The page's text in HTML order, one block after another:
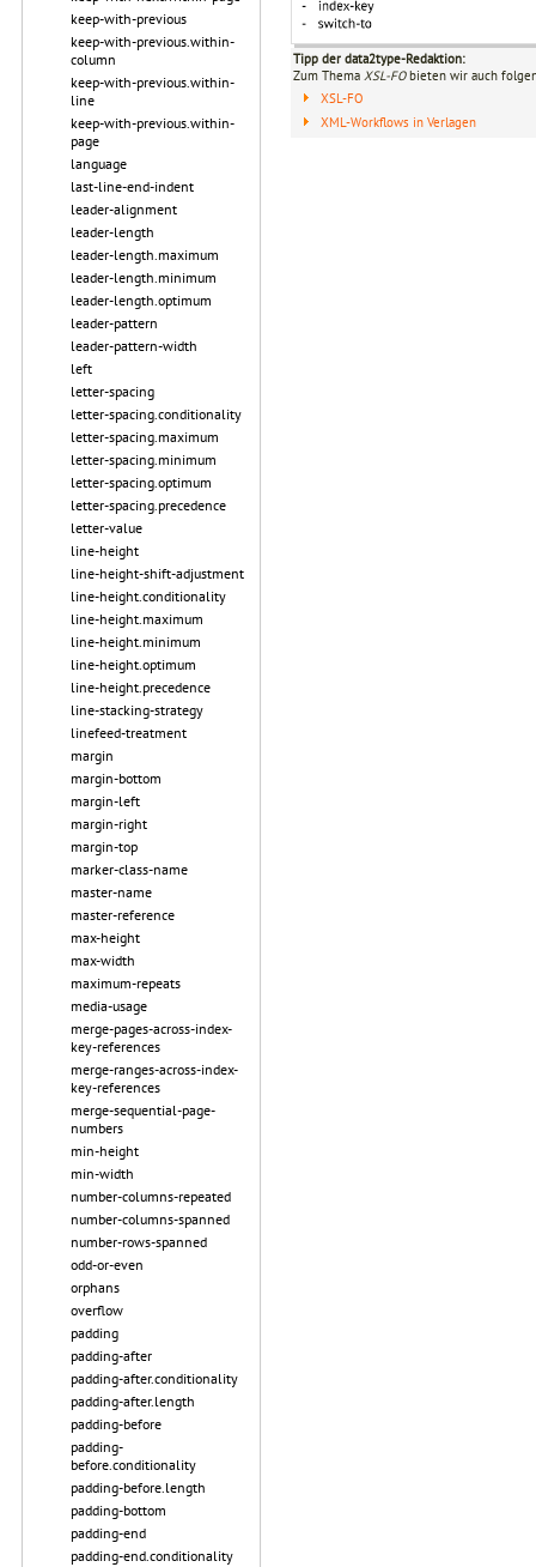
keep-with-previous
keep-with-previous.within-
column
keep-with-previous.within-
line
keep-with-previous.within-
page
language
last-line-end-indent
leader-alignment
leader-length
leader-length.maximum
leader-length.minimum
leader-length.optimum
leader-pattern
leader-pattern-width
left
letter-spacing
letter-spacing.conditionality
letter-spacing.maximum
letter-spacing.minimum
letter-spacing.optimum
letter-spacing.precedence
letter-value
line-height
line-height-shift-adjustment
line-height.conditionality
line-height.maximum
line-height.minimum
line-height.optimum
line-height.precedence
line-stacking-strategy
linefeed-treatment
margin
margin-bottom
margin-left
margin-right
margin-top
marker-class-name
master-name
master-reference
max-height
max-width
maximum-repeats
media-usage
merge-pages-across-index-
key-references
merge-ranges-across-index-
key-references
merge-sequential-page-
numbers
min-height
min-width
number-columns-repeated
number-columns-spanned
number-rows-spanned
odd-or-even
orphans
overflow
padding
padding-after
padding-after.conditionality
padding-after.length
padding-before
padding-
before.conditionality
padding-before.length
padding-bottom
padding-end
padding-end.conditionality
Tipp der data2type-Redaktion:
Zum Thema XSL-FObieten wir auch
XSL-FO
XML-Workflows in Verlagen